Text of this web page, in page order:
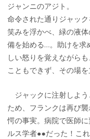
ジャンニのアジト。
命令された通りジャッ
笑みを浮かべ、緑の液
備を始める…。助けを求
しい怒りを覚えながら
こともできず、その場を
ジャックに注射しよ
ため、フランクは再び
愕の事実。病院で医師
ルス学者●●だった！こ